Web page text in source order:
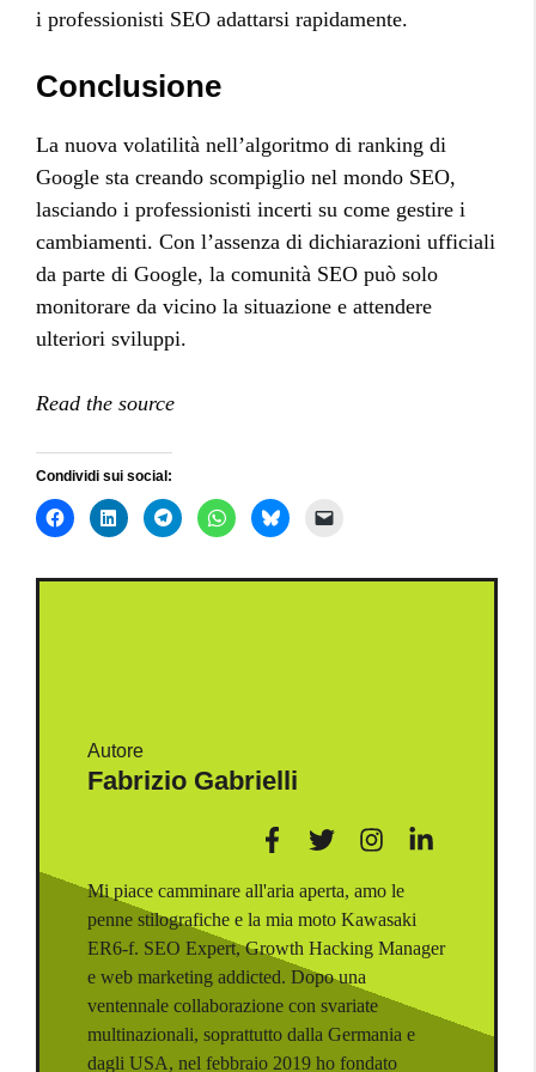
i professionisti SEO adattarsi rapidamente.
Conclusione
La nuova volatilità nell’algoritmo di ranking di
Google sta creando scompiglio nel mondo SEO,
lasciando i professionisti incerti su come gestire i
cambiamenti. Con l’assenza di dichiarazioni ufficiali
da parte di Google, la comunità SEO può solo
monitorare da vicino la situazione e attendere
ulteriori sviluppi.
Read the source
Condividi sui social:
Autore
Fabrizio Gabrielli
Mi piace camminare all'aria aperta, amo le
penne stilografiche e la mia moto Kawasaki
ER6-f. SEO Expert, Growth Hacking Manager
e web marketing addicted. Dopo una
ventennale collaborazione con svariate
multinazionali, soprattutto dalla Germania e
dagli USA, nel febbraio 2019 ho fondato